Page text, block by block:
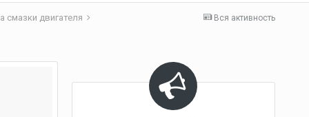
Вся активность
смазки двигателя